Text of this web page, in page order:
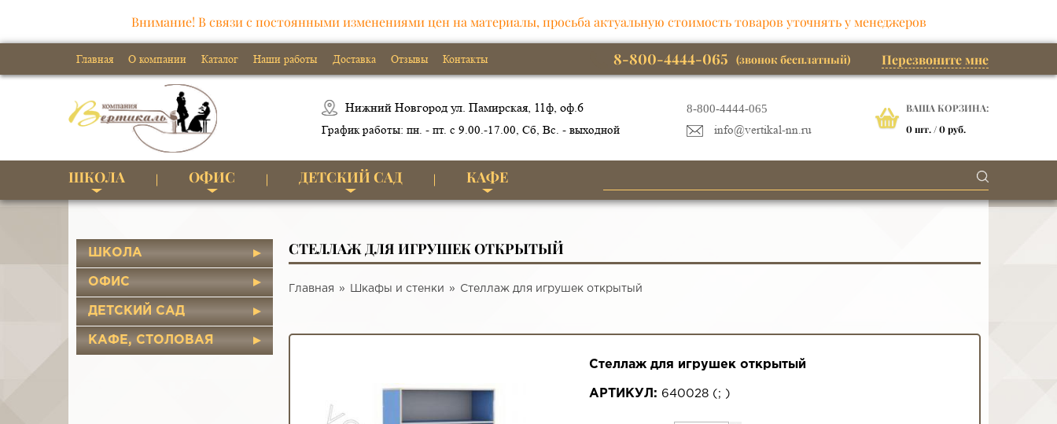
Внимание! В связи с постоянными изменениями цен на материалы, просьба актуальную стоимость товаров уточнять у менеджеров
Главная О компании Каталог Наши работы Доставка Отзывы Контакты 8-800-4444-065 (звонок бесплатный) Перезвоните мне
Нижний Новгород ул. Памирская, 11ф, оф.6
График работы: пн. - пт. с 9.00.-17.00, Сб, Вс. - выходной
8-800-4444-065
info@vertikal-nn.ru
ВАША КОРЗИНА:
0шт. /0 руб.
ШКОЛА ОФИС ДЕТСКИЙ САД КАФЕ
ШКОЛА
ОФИС
ДЕТСКИЙ САД
КАФЕ, СТОЛОВАЯ
СТЕЛЛАЖ ДЛЯ ИГРУШЕК ОТКРЫТЫЙ
Главная Шкафы и стенки Стеллаж для игрушек открытый
Стеллаж для игрушек открытый
АРТИКУЛ: 640028 ( ; )